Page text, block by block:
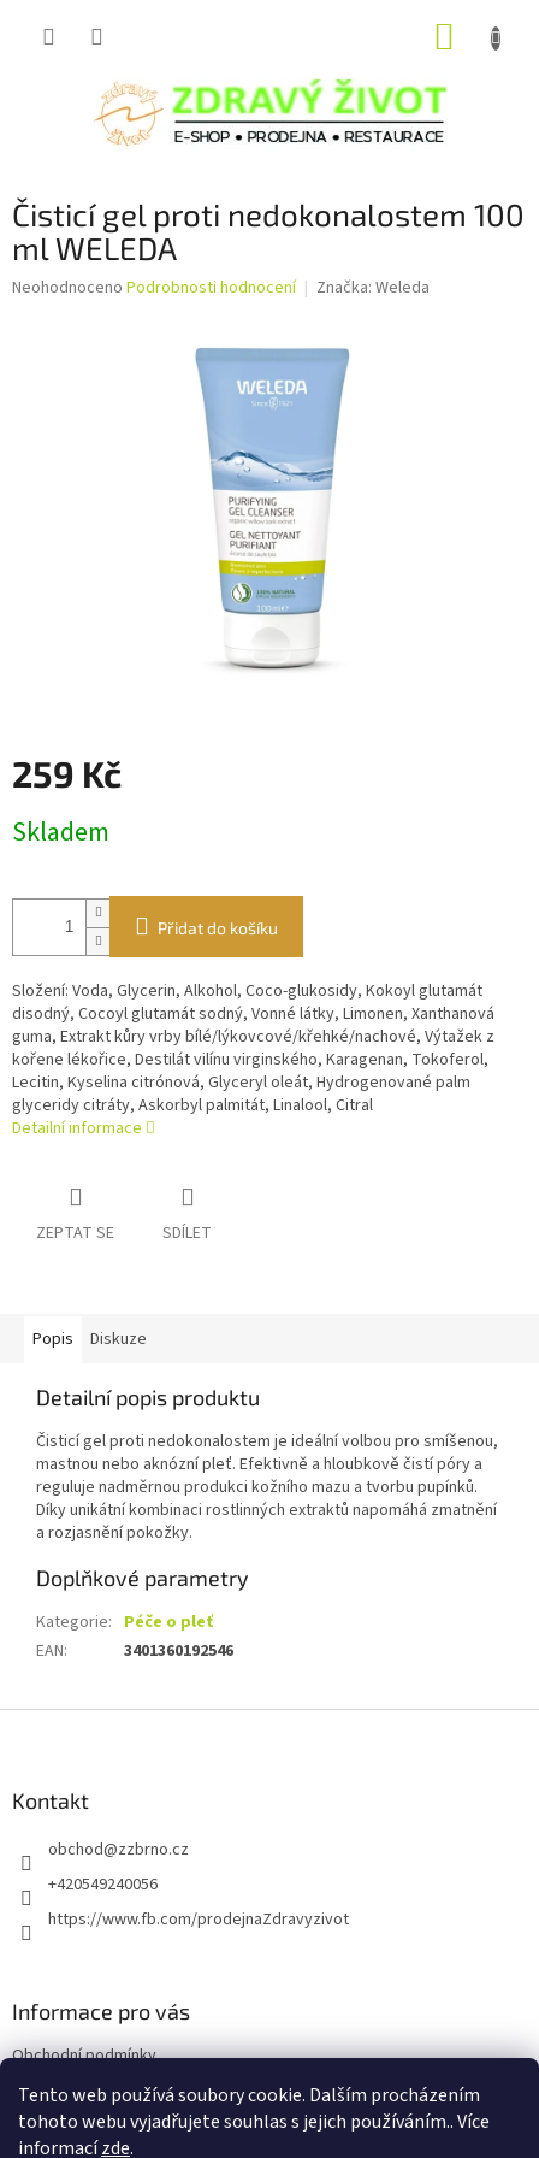
Tento web používá soubory cookie. Dalším procházením
tohoto webu vyjadřujete souhlas s jejich používáním.. Více
informacízde.
Čisticí gel proti nedokonalostem 100
ml WELEDA
Průměrné
Neohodnoceno Podrobnosti hodnocení Značka: Weleda
259 Kč
cena:
Skladem
Přidat do košíku
Složení: Voda, Glycerin, Alkohol, Coco-glukosidy, Kokoyl glutamát
disodný, Cocoyl glutamát sodný, Vonné látky, Limonen, Xanthanová
guma, Extrakt kůry vrby bílé/lýkovcové/křehké/nachové, Výtažek z
kořene lékořice, Destilát vilínu virginského, Karagenan, Tokoferol,
Lecitin, Kyselina citrónová, Glyceryl oleát, Hydrogenované palm
glyceridy citráty, Askorbyl palmitát, Linalool, Citral
Detailní informace
ZEPTAT SE SDÍLET
Popis Diskuze
Detailní popis produktu
Čisticí gel proti nedokonalostem je ideální volbou pro smíšenou,
mastnou nebo aknózní pleť. Efektivně a hloubkově čistí póry a
reguluje nadměrnou produkci kožního mazu a tvorbu pupínků.
Díky unikátní kombinaci rostlinných extraktů napomáhá zmatnění
a rozjasnění pokožky.
Doplňkové parametry
Kategorie: Péče o pleť
EAN: 3401360192546
Kontakt
obchod@zzbrno.cz
+420549240056
https://www.fb.com/prodejnaZdravyzivot
Informace pro vás
Obchodní podmínky
Podmínky ochrany osobních údajů